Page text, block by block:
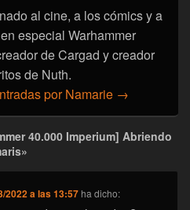
al cine, a los cómics y a
especial Warhammer
de Cargad y creador
de Nuth.
por Namarie →
40.000 Imperium] Abriendo
2022 a las 13:57 ha dicho: